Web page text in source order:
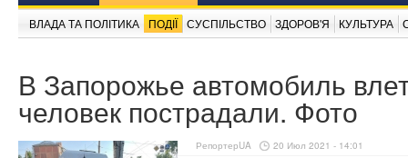
ВЛАДА ТА ПОЛІТИКА ПОДІЇ СУСПІЛЬСТВО ЗДОРОВ'Я КУЛЬТУРА
В Запорожье автомобиль
человек пострадали. Фото
РепортерUA 20 Июл 2021 - 14:01